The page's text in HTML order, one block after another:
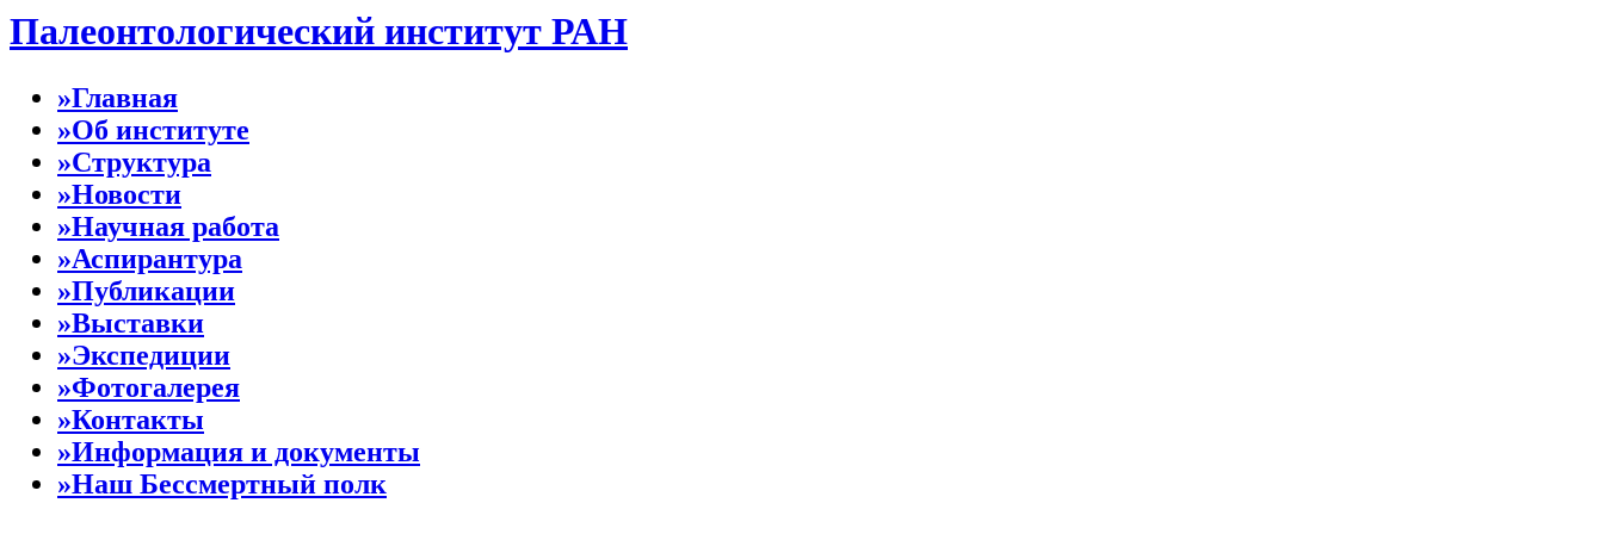
Палеонтологический институт РАН
»Главная
»Об институте
»Структура
»Новости
»Научная работа
»Аспирантура
»Публикации
»Выставки
»Экспедиции
»Фотогалерея
»Контакты
»Информация и документы
»Наш Бессмертный полк